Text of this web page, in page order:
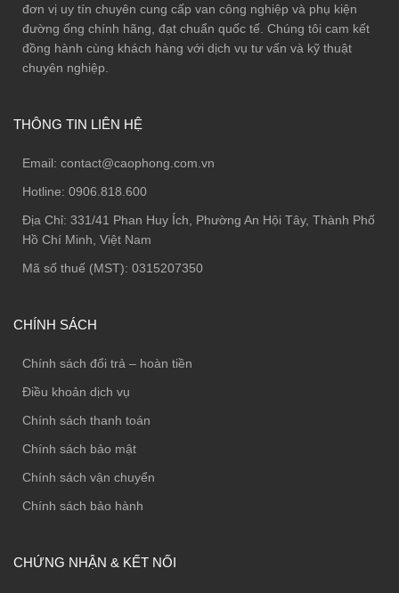
đơn vị uy tín chuyên cung cấp van công nghiệp và phụ kiện
đường ống chính hãng, đạt chuẩn quốc tế. Chúng tôi cam kết
đồng hành cùng khách hàng với dịch vụ tư vấn và kỹ thuật
chuyên nghiệp.
THÔNG TIN LIÊN HỆ
Email: contact@caophong.com.vn
Hotline: 0906.818.600
Địa Chỉ: 331/41 Phan Huy Ích, Phường An Hội Tây, Thành Phố
Hồ Chí Minh, Việt Nam
Mã số thuế (MST): 0315207350
CHÍNH SÁCH
Chính sách đổi trả – hoàn tiền
Điều khoản dịch vụ
Chính sách thanh toán
Chính sách bảo mật
Chính sách vận chuyển
Chính sách bảo hành
CHỨNG NHẬN & KẾT NỐI